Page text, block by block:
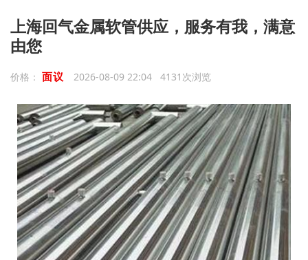
上海回气金属软管供应，服务有我，满意
由您
价格： 面议 2026-08-09 22:04 4131次浏览